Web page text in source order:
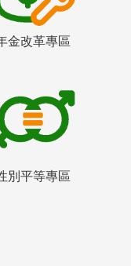
金改革專區
別平等專區